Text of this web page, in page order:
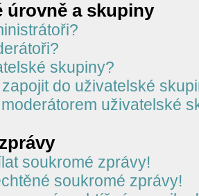
úrovně a skupiny
skupiny?
do uživatelské
uživatelské
soukromé zprávy!
soukromé zprávy!